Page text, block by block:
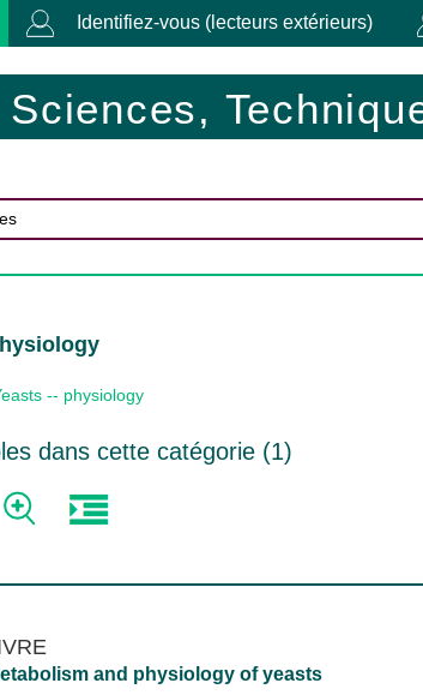
Identifiez-vous (lecteurs extérieurs)
-- physiology
dans cette catégorie (1)
and physiology of yeasts